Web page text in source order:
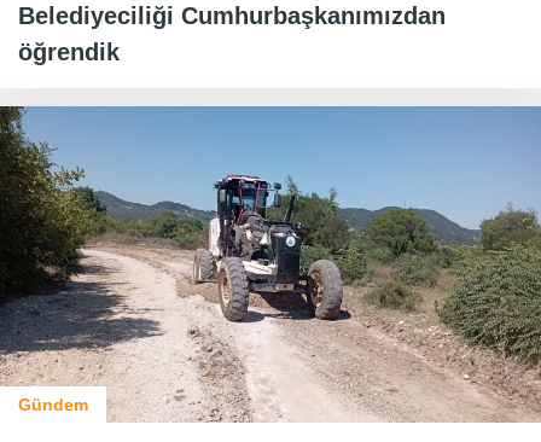
Belediyeciliği Cumhurbaşkanımızdan
öğrendik
Gündem